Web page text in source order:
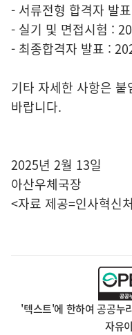
- 서류전형 합격자 발
- 실기 및 면접시험 :
- 최종합격자 발표 :
기타 자세한 사항은
바랍니다.
2025년 2월 13일
아산우체국장
<자료 제공=인사혁신
'텍스트'에 한하여 공공누
자유